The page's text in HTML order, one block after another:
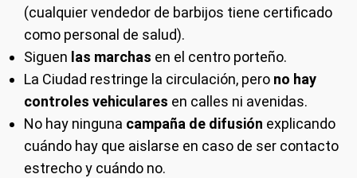
(cualquier vendedor de barbijos tiene certificado
como personal de salud).
Siguen las marchas en el centro porteño.
La Ciudad restringe la circulación, pero no hay
controles vehiculares en calles ni avenidas.
No hay ninguna campaña de difusión explicando
cuándo hay que aislarse en caso de ser contacto
estrecho y cuándo no.